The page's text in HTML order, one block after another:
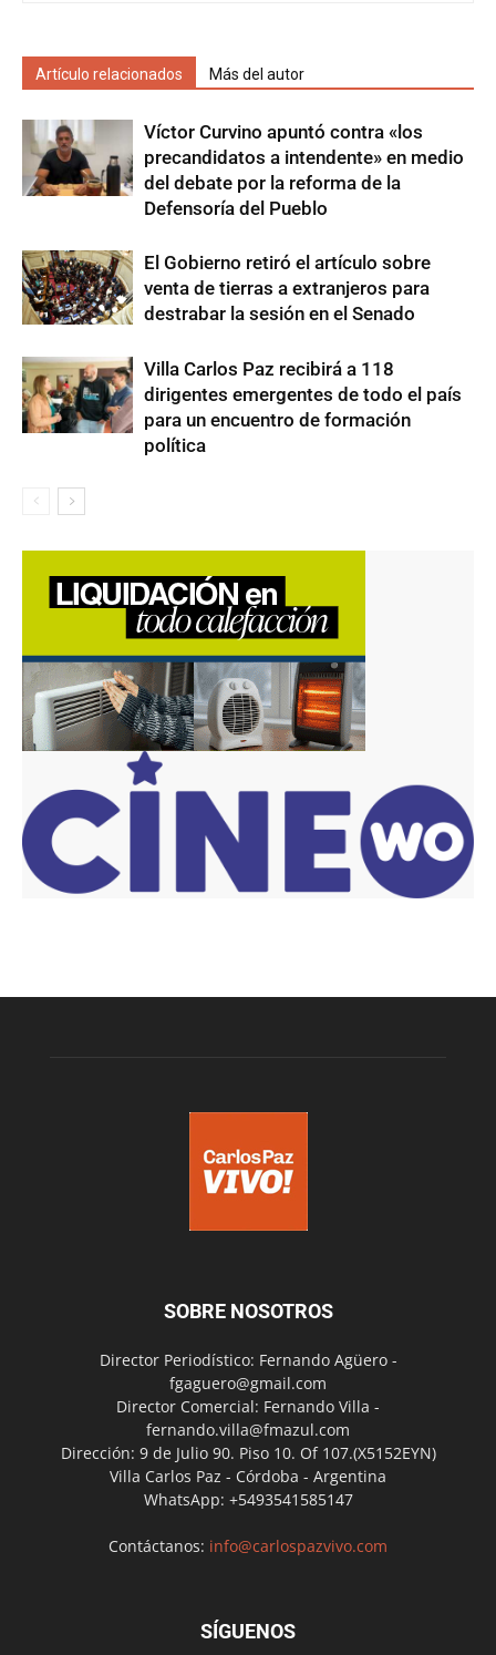
Artículo relacionados Más del autor
Víctor Curvino apuntó contra «los
precandidatos a intendente» en medio
del debate por la reforma de la
Defensoría del Pueblo
El Gobierno retiró el artículo sobre
venta de tierras a extranjeros para
destrabar la sesión en el Senado
Villa Carlos Paz recibirá a 118
dirigentes emergentes de todo el país
para un encuentro de formación
política
SOBRE NOSOTROS
Director Periodístico: Fernando Agüero -
fgaguero@gmail.com
Director Comercial: Fernando Villa -
fernando.villa@fmazul.com
Dirección: 9 de Julio 90. Piso 10. Of 107.(X5152EYN)
Villa Carlos Paz - Córdoba - Argentina
WhatsApp: +5493541585147
Contáctanos: info@carlospazvivo.com
SÍGUENOS